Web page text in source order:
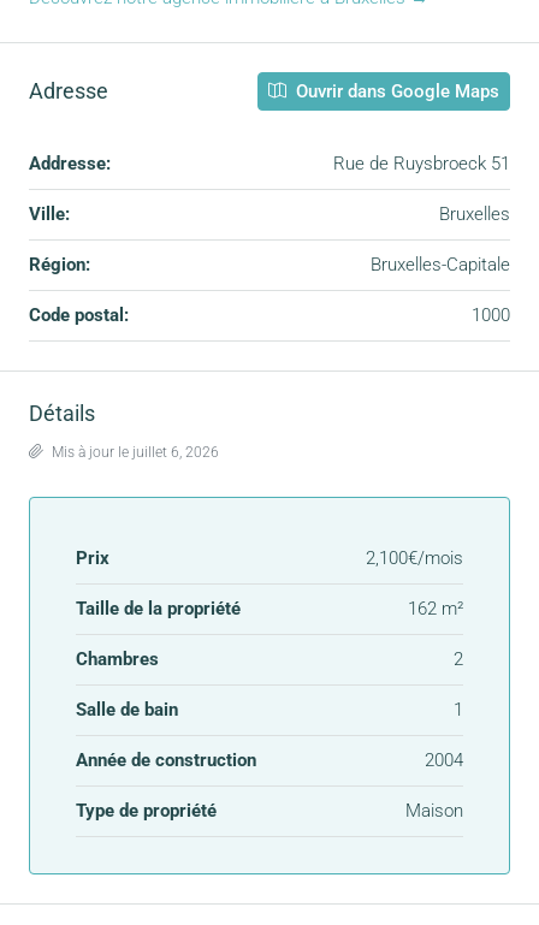
Adresse Ouvrir dans Google Maps
Addresse: Rue de Ruysbroeck 51
Ville: Bruxelles
Région: Bruxelles-Capitale
Code postal: 1000
Détails
Mis à jour le juillet 6, 2026
Prix 2,100€/mois
Taille de la propriété 162 m²
Chambres 2
Salle de bain 1
Année de construction 2004
Type de propriété Maison